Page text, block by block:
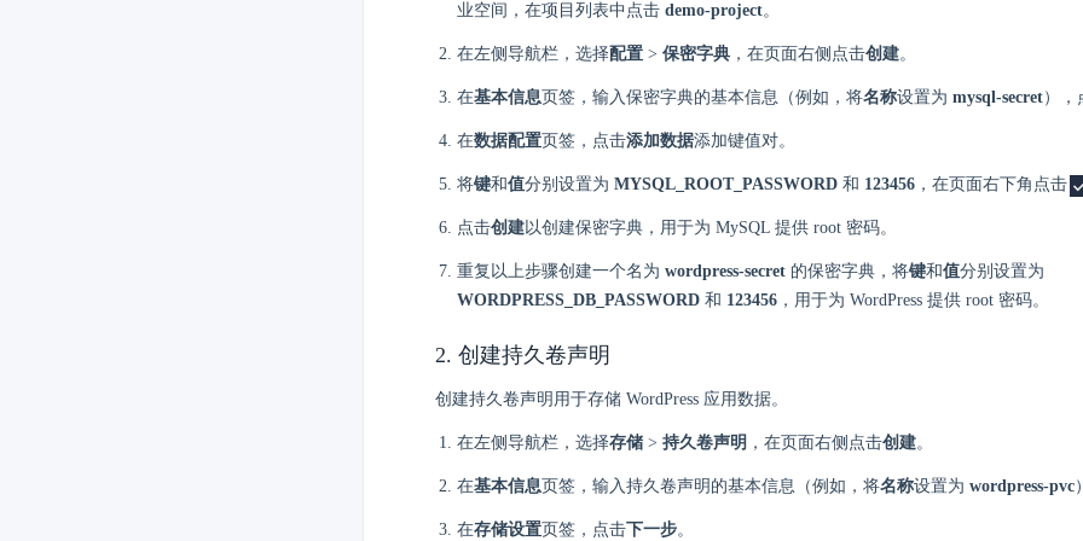
业空间，在项目列表中点击 demo-project。
在左侧导航栏，选择配置 > 保密字典 ，在页面右侧点击创建。
在基本信息页签，输入保密字典的基本信息（例如，将名称设置为 mysql-secret），
在数据配置页签，点击添加数据添加键值对。
将键和值分别设置为 MYSQL_ROOT_PASSWORD 和 123456 ，在页面右下角点击
点击创建以创建保密字典，用于为 MySQL 提供 root 密码。
重复以上步骤创建一个名为 wordpress-secret 的保密字典，将键和值分别设置为
WORDPRESS_DB_PASSWORD 和 123456 ，用于为 WordPress 提供 root 密码。
2. 创建持久卷声明
创建持久卷声明用于存储 WordPress 应用数据。
在左侧导航栏，选择存储 > 持久卷声明 ，在页面右侧点击创建。
在基本信息页签，输入持久卷声明的基本信息（例如，将名称设置为 wordpress-pvc
在存储设置页签，点击下一步。